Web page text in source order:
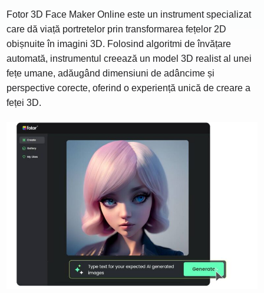
Fotor 3D Face Maker Online este un instrument specializat
care dă viață portretelor prin transformarea fețelor 2D
obișnuite în imagini 3D. Folosind algoritmi de învățare
automată, instrumentul creează un model 3D realist al unei
fețe umane, adăugând dimensiuni de adâncime și
perspective corecte, oferind o experiență unică de creare a
feței 3D.